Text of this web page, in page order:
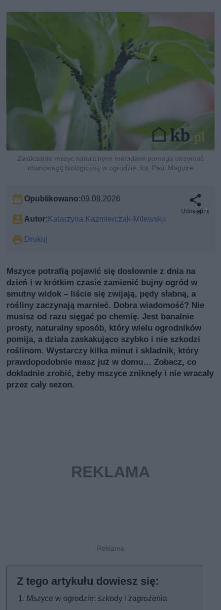
Zwalczanie mszyc naturalnymi metodami pomaga utrzymać
równowagę biologiczną w ogrodzie, fot. Paul Maguire
Opublikowano:09.08.2026
Autor: Katarzyna Kaźmierczak-Milewska
Drukuj
Udostępnij
Mszyce potrafią pojawić się dosłownie z dnia na
dzień i w krótkim czasie zamienić bujny ogród w
smutny widok – liście się zwijają, pędy słabną, a
rośliny zaczynają marnieć. Dobra wiadomość? Nie
musisz od razu sięgać po chemię. Jest banalnie
prosty, naturalny sposób, który wielu ogrodników
pomija, a działa zaskakująco szybko i nie szkodzi
roślinom. Wystarczy kilka minut i składnik, który
prawdopodobnie masz już w domu… Zobacz, co
dokładnie zrobić, żeby mszyce zniknęły i nie wracały
przez cały sezon.
Mszyce w ogrodzie: szkody i zagrożenia